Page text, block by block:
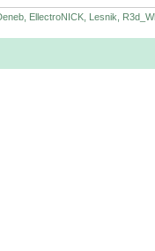
EllectroNICK, Lesnik,